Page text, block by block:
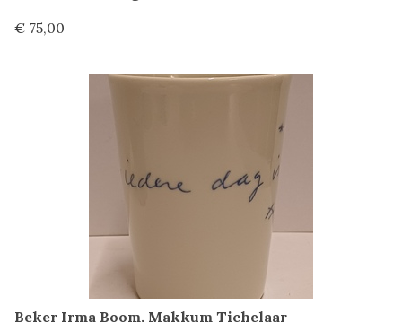
€ 75,00
Beker Irma Boom, Makkum Tichelaar